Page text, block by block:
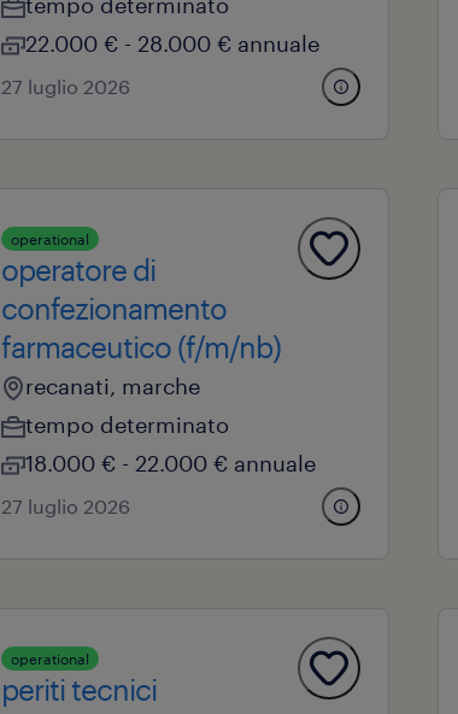
22.000 € - 28.000 € annuale
27 luglio 2026
operational
operatore di
confezionamento
farmaceutico (f/m/nb)
recanati, marche
tempo determinato
18.000 € - 22.000 € annuale
27 luglio 2026
operational
periti tecnici